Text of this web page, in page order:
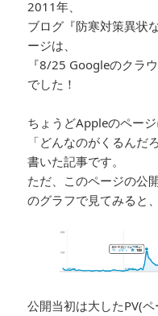
2011年、
ブログ『防寒対策異状
ージは、
『8/25 Googleのクラ
でした！
ちょうどAppleのペー
「どんなのがくるんだ
書いた記事です。
ただ、このページの公
のグラフで見てみると、
公開当初は大したPV(